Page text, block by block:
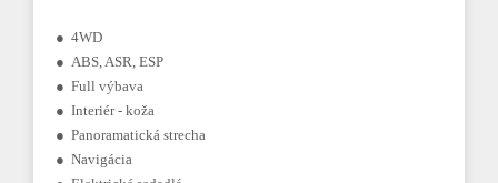
● 4WD
● ABS, ASR, ESP
● Full výbava
● Interiér - koža
● Panoramatická strecha
● Navigácia